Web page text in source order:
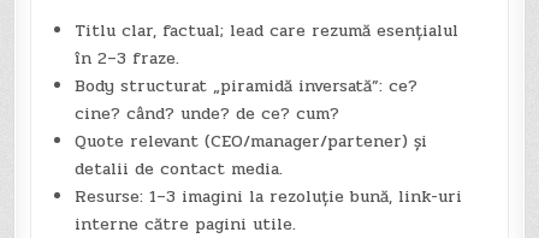
Titlu clar, factual; lead care rezumă esențialul
în 2–3 fraze.
Body structurat „piramidă inversată”: ce?
cine? când? unde? de ce? cum?
Quote relevant (CEO/manager/partener) și
detalii de contact media.
Resurse: 1–3 imagini la rezoluție bună, link-uri
interne către pagini utile.